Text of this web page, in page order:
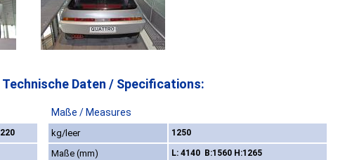
Technische Daten / Specifications:
Maße / Measures
220 kg/leer 1250
Maße (mm) L: 4140 B:1560 H:1265